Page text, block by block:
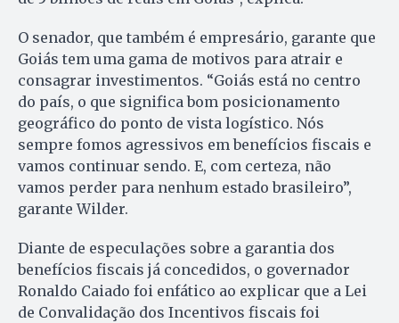
O senador, que também é empresário, garante que
Goiás tem uma gama de motivos para atrair e
consagrar investimentos. “Goiás está no centro
do país, o que significa bom posicionamento
geográfico do ponto de vista logístico. Nós
sempre fomos agressivos em benefícios fiscais e
vamos continuar sendo. E, com certeza, não
vamos perder para nenhum estado brasileiro”,
garante Wilder.
Diante de especulações sobre a garantia dos
benefícios fiscais já concedidos, o governador
Ronaldo Caiado foi enfático ao explicar que a Lei
de Convalidação dos Incentivos fiscais foi